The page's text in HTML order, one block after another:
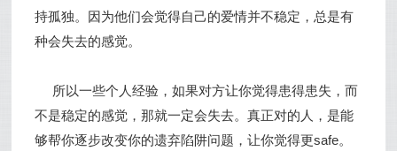
持孤独。因为他们会觉得自己的爱情并不稳定，总是有
种会失去的感觉。
所以一些个人经验，如果对方让你觉得患得患失，而
不是稳定的感觉，那就一定会失去。真正对的人，是能
够帮你逐步改变你的遗弃陷阱问题，让你觉得更safe。